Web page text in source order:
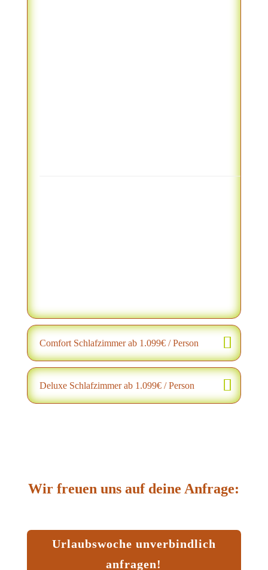
Comfort Schlafzimmer ab 1.099€ / Person
Deluxe Schlafzimmer ab 1.099€ / Person
Wir freuen uns auf deine Anfrage:
Urlaubswoche unverbindlich
anfragen!